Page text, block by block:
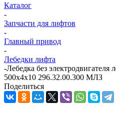
Каталог
-
Запчасти для лифтов
-
Главный привод
-
Лебедки лифта
-Лебедка без
500х4х10 296.32.00.300 МЛЗ
Поделиться